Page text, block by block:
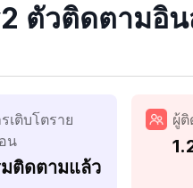
ตัวติดตามอิ
เติบโตราย
น
มติดตามแล้ว
ผู้